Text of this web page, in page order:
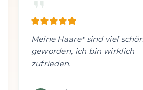
Meine Haare* sind viel
geworden, ich bin wirklich
zufrieden.